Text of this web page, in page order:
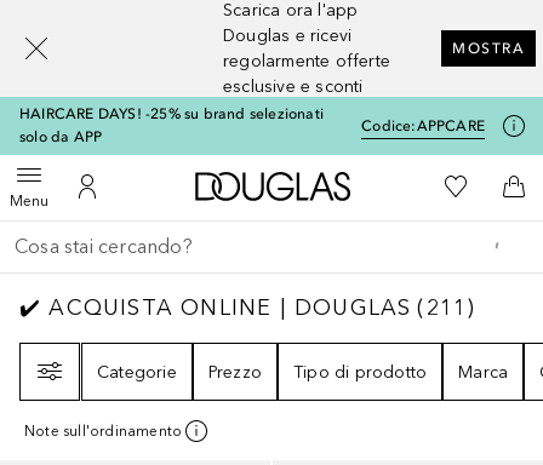
Scarica ora l'app
Douglas e ricevi
regolarmente offerte
esclusive e sconti
MOSTRA
HAIRCARE DAYS! -25% su brand selezionati
solo da APP
Codice:APPCARE
MenuApri menuAl Mio Account
A Douglas HomeAlla Mia
Al
Torna indietro
Esegui ricerca
✔️ ACQUISTA ONLINE | DOUGLAS211
✔️ ACQUISTA ONLINE | DOUGLAS (211 )
Categorie
Prezzo Tipo di prodotto Marca
Note sull'ordinamento
[navigation.slideout.screenreader]